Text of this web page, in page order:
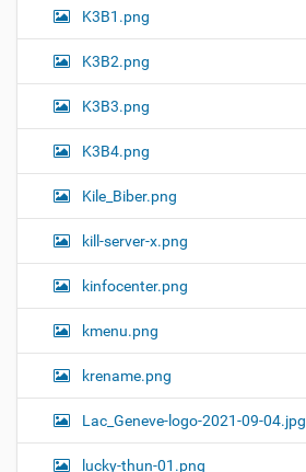
K3B1.png
K3B2.png
K3B3.png
K3B4.png
Kile_Biber.png
kill-server-x.png
kinfocenter.png
kmenu.png
krename.png
Lac_Geneve-logo-2021-09-04.jpg
lucky-thun-01.png